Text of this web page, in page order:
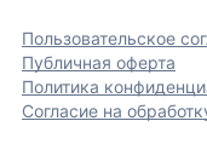
Пользовательское
Публичная оферта
Политика
Согласие на